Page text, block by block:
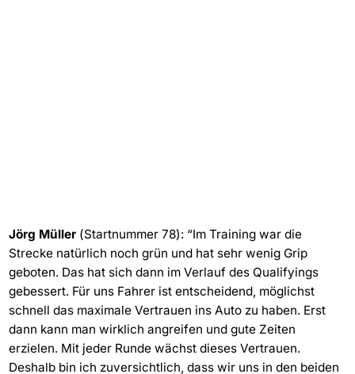
Jörg Müller(Startnummer 78): “Im Training war die
Strecke natürlich noch grün und hat sehr wenig Grip
geboten. Das hat sich dann im Verlauf des Qualifyings
gebessert. Für uns Fahrer ist entscheidend, möglichst
schnell das maximale Vertrauen ins Auto zu haben. Erst
dann kann man wirklich angreifen und gute Zeiten
erzielen. Mit jeder Runde wächst dieses Vertrauen.
Deshalb bin ich zuversichtlich, dass wir uns in den beiden